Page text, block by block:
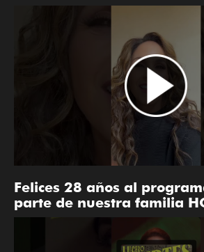
Felices 28 años al
parte de nuestra familia